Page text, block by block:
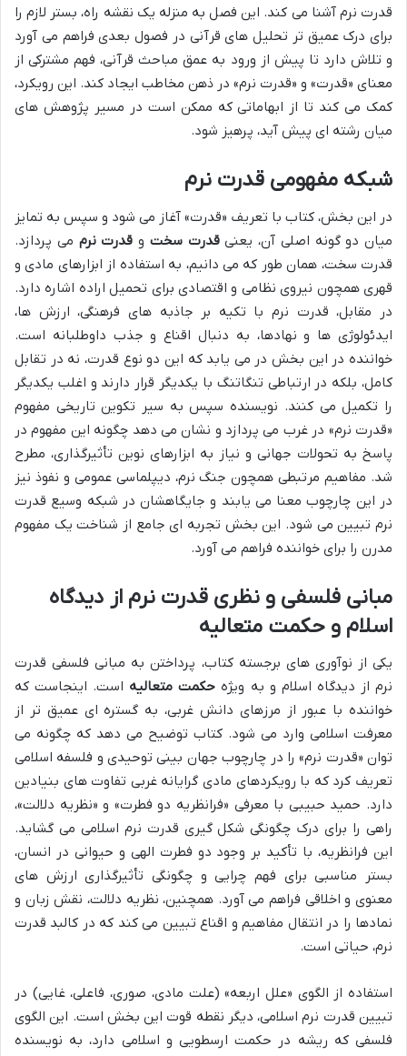
قدرت نرم آشنا می کند. این فصل به منزله یک نقشه راه، بستر لازم را
برای درک عمیق تر تحلیل های قرآنی در فصول بعدی فراهم می آورد
و تلاش دارد تا پیش از ورود به عمق مباحث قرآنی، فهم مشترکی از
معنای «قدرت» و «قدرت نرم» در ذهن مخاطب ایجاد کند. این رویکرد،
کمک می کند تا از ابهاماتی که ممکن است در مسیر پژوهش های
میان رشته ای پیش آید، پرهیز شود.
شبکه مفهومی قدرت نرم
در این بخش، کتاب با تعریف «قدرت» آغاز می شود و سپس به تمایز
میان دو گونه اصلی آن، یعنیقدرت سخت و قدرت نرم می پردازد.
قدرت سخت، همان طور که می دانیم، به استفاده از ابزارهای مادی و
قهری همچون نیروی نظامی و اقتصادی برای تحمیل اراده اشاره دارد.
در مقابل، قدرت نرم با تکیه بر جاذبه های فرهنگی، ارزش ها،
ایدئولوژی ها و نهادها، به دنبال اقناع و جذب داوطلبانه است.
خواننده در این بخش در می یابد که این دو نوع قدرت، نه در تقابل
کامل، بلکه در ارتباطی تنگاتنگ با یکدیگر قرار دارند و اغلب یکدیگر
را تکمیل می کنند. نویسنده سپس به سیر تکوین تاریخی مفهوم
«قدرت نرم» در غرب می پردازد و نشان می دهد چگونه این مفهوم در
پاسخ به تحولات جهانی و نیاز به ابزارهای نوین تأثیرگذاری، مطرح
شد. مفاهیم مرتبطی همچون جنگ نرم، دیپلماسی عمومی و نفوذ نیز
در این چارچوب معنا می یابند و جایگاهشان در شبکه وسیع قدرت
نرم تبیین می شود. این بخش تجربه ای جامع از شناخت یک مفهوم
مدرن را برای خواننده فراهم می آورد.
مبانی فلسفی و نظری قدرت نرم از دیدگاه
اسلام و حکمت متعالیه
یکی از نوآوری های برجسته کتاب، پرداختن به مبانی فلسفی قدرت
نرم از دیدگاه اسلام و به ویژه حکمت متعالیه است. اینجاست که
خواننده با عبور از مرزهای دانش غربی، به گستره ای عمیق تر از
معرفت اسلامی وارد می شود. کتاب توضیح می دهد که چگونه می
توان «قدرت نرم» را در چارچوب جهان بینی توحیدی و فلسفه اسلامی
تعریف کرد که با رویکردهای مادی گرایانه غربی تفاوت های بنیادین
دارد. حمید حبیبی با معرفی «فرانظریه دو فطرت» و «نظریه دلالت»،
راهی را برای درک چگونگی شکل گیری قدرت نرم اسلامی می گشاید.
این فرانظریه، با تأکید بر وجود دو فطرت الهی و حیوانی در انسان،
بستر مناسبی برای فهم چرایی و چگونگی تأثیرگذاری ارزش های
معنوی و اخلاقی فراهم می آورد. همچنین، نظریه دلالت، نقش زبان و
نمادها را در انتقال مفاهیم و اقناع تبیین می کند که در کالبد قدرت
نرم، حیاتی است.
استفاده از الگوی «علل اربعه» (علت مادی، صوری، فاعلی، غایی) در
تبیین قدرت نرم اسلامی، دیگر نقطه قوت این بخش است. این الگوی
فلسفی که ریشه در حکمت ارسطویی و اسلامی دارد، به نویسنده